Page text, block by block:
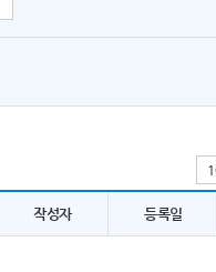
작성자 등록일